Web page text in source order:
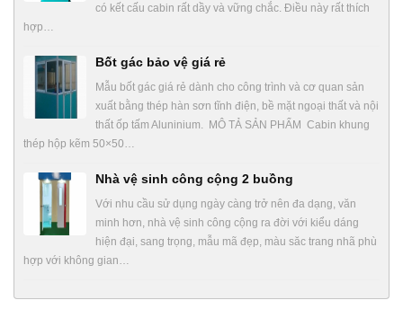
có kết cấu cabin rất dầy và vững chắc. Điều này rất thích
hợp…
Bốt gác bảo vệ giá rẻ
Mẫu bốt gác giá rẻ dành cho công trình và cơ quan sản
xuất bằng thép hàn sơn tĩnh điện, bề mặt ngoại thất và nội
thất ốp tấm Aluninium. MÔ TẢ SẢN PHẨM Cabin khung
thép hộp kẽm 50×50…
Nhà vệ sinh công cộng 2 buồng
Với nhu cầu sử dụng ngày càng trở nên đa dạng, văn
minh hơn, nhà vệ sinh công cộng ra đời với kiểu dáng
hiện đại, sang trọng, mẫu mã đẹp, màu săc trang nhã phù
hợp với không gian…